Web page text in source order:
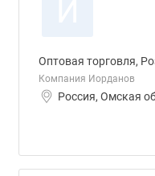
Оптовая торговля,
Компания Иорданов
Россия, Омская